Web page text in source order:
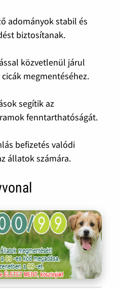
adományok stabil és
biztosítanak.
közvetlenül járul
megmentéséhez.
segítik az
fenntarthatóságát.
befizetés valódi
állatok számára.